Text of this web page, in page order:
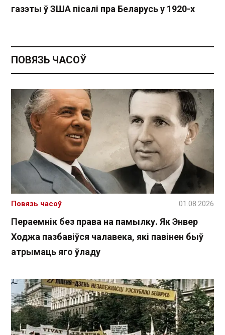
газэты ў ЗША пісалі пра Беларусь у 1920-х
ПОВЯЗЬ ЧАСОЎ
Пераемнік без права на памылку. Як Энвер
Ходжа пазбавіўся чалавека, які павінен быў
атрымаць яго ўладу
Повязь часоў 01.08.2026